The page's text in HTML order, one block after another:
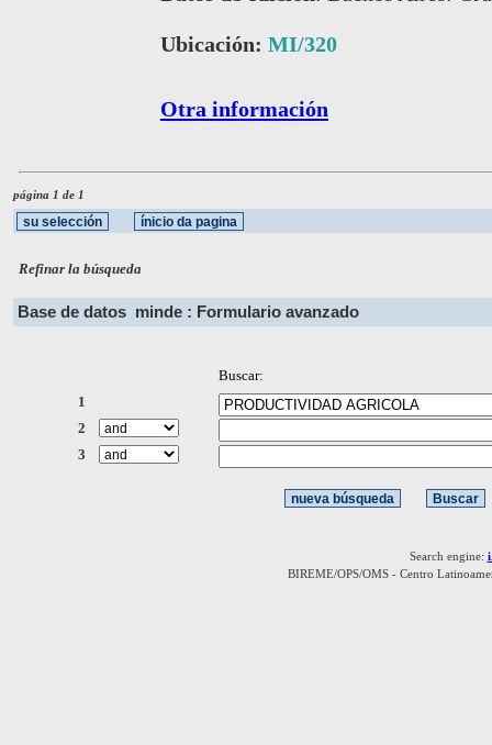
Ubicación: MI/320
Otra información
página 1 de 1
Refinar la búsqueda
Base de datos minde : Formulario avanzado
Buscar:
1
2
3
Search engine:
BIREME/OPS/OMS - Centro